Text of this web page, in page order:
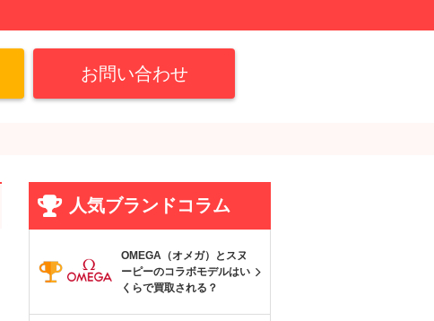
お問い合わせ
人気ブランドコラム
OMEGA（オメガ）とスヌ
ーピーのコラボモデルはい
くらで買取される？